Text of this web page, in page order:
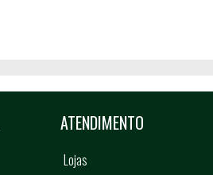
ATENDIMENTO
Lojas